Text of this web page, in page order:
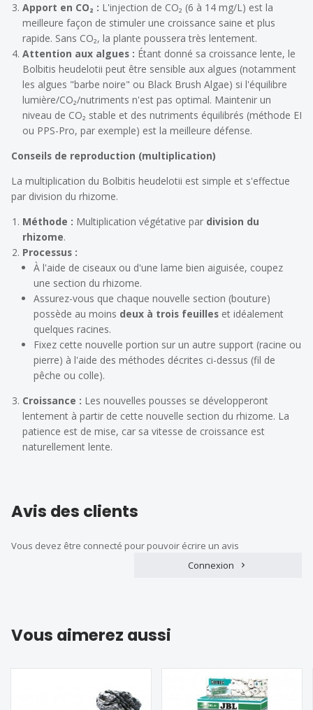
Apport en CO₂ : L'injection de CO₂ (6 à 14 mg/L) est la
meilleure façon de stimuler une croissance saine et plus
rapide. Sans CO₂, la plante poussera très lentement.
Attention aux algues : Étant donné sa croissance lente, le
Bolbitis heudelotii peut être sensible aux algues (notamment
les algues "barbe noire" ou Black Brush Algae) si l'équilibre
lumière/CO₂/nutriments n'est pas optimal. Maintenir un
niveau de CO₂ stable et des nutriments équilibrés (méthode EI
ou PPS-Pro, par exemple) est la meilleure défense.
Conseils de reproduction (multiplication)
La multiplication du Bolbitis heudelotii est simple et s'effectue
par division du rhizome.
Méthode : Multiplication végétative par division du
rhizome.
Processus :
À l'aide de ciseaux ou d'une lame bien aiguisée, coupez
une section du rhizome.
Assurez-vous que chaque nouvelle section (bouture)
possède au moins deux à trois feuilles et idéalement
quelques racines.
Fixez cette nouvelle portion sur un autre support (racine ou
pierre) à l'aide des méthodes décrites ci-dessus (fil de
pêche ou colle).
Croissance : Les nouvelles pousses se développeront
lentement à partir de cette nouvelle section du rhizome. La
patience est de mise, car sa vitesse de croissance est
naturellement lente.
Avis des clients
Vous devez être connecté pour pouvoir écrire un avis
Connexion
Vous aimerez aussi